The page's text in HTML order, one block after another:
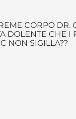
CORPO DR.
DOLENTE CHE I
NON SIGILLA??